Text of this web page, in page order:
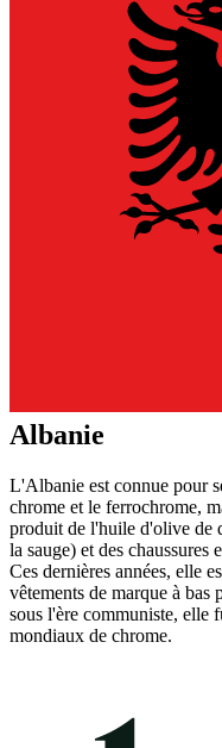
Albanie
L'Albanie est connue pour
chrome et le ferrochrome,
produit de l'huile d'olive de
la sauge) et des
Ces dernières années, elle
vêtements de marque à
sous l'ère communiste, elle
mondiaux de chrome.